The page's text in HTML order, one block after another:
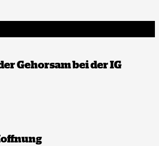
Gehorsam bei der IG